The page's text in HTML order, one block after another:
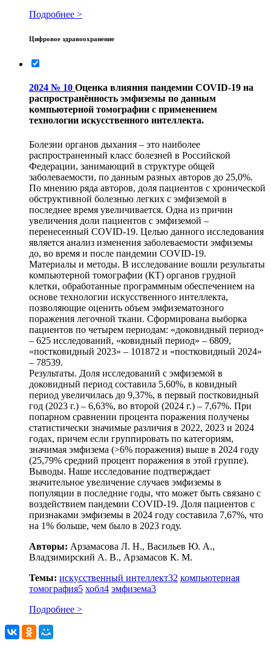
Подробнее >
Цифровое здравоохранение
2024 № 10 Оценка влияния пандемии COVID‑19 на
распространённость эмфиземы по данным
компьютерной томографии с применением
технологии искусственного интеллекта.
Болезни органов дыхания – это наиболее
распространенный класс болезней в Российской
Федерации, занимающий в структуре общей
заболеваемости, по данным разных авторов до 25,0%.
По мнению ряда авторов, доля пациентов с хронической
обструктивной болезнью легких с эмфиземой в
последнее время увеличивается. Одна из причин
увеличения доли пациентов с эмфиземой –
перенесенный COVID‑19. Целью данного исследования
является анализ изменения заболеваемости эмфиземы
до, во время и после пандемии COVID‑19.
Материалы и методы. В исследование вошли результаты
компьютерной томографии (КТ) органов грудной
клетки, обработанные программным обеспечением на
основе технологии искусственного интеллекта,
позволяющие оценить объем эмфизематозного
поражения легочной ткани. Сформирована выборка
пациентов по четырем периодам: «доковидный период»
– 625 исследований, «ковидный период» – 6809,
«постковидный 2023» – 101872 и «постковидный 2024»
– 78539.
Результаты. Доля исследований с эмфиземой в
доковидный период составила 5,60%, в ковидный
период увеличилась до 9,37%, в первый постковидный
год (2023 г.) – 6,63%, во второй (2024 г.) – 7,67%. При
попарном сравнении процента поражения получены
статистически значимые различия в 2022, 2023 и 2024
годах, причем если группировать по категориям,
значимая эмфизема (>6% поражения) выше в 2024 году
(25,79% средний процент поражения в этой группе).
Выводы. Наше исследование подтверждает
значительное увеличение случаев эмфиземы в
популяции в последние годы, что может быть связано с
воздействием пандемии COVID‑19. Доля пациентов с
признаками эмфиземы в 2024 году составила 7,67%, что
на 1% больше, чем было в 2023 году.
Авторы: Арзамасова Л. Н., Васильев Ю. А.,
Владзимирский А. В., Арзамасов К. М.
Темы: искусственный интеллект32 компьютерная
томография5 хобл4 эмфизема3
Подробнее >